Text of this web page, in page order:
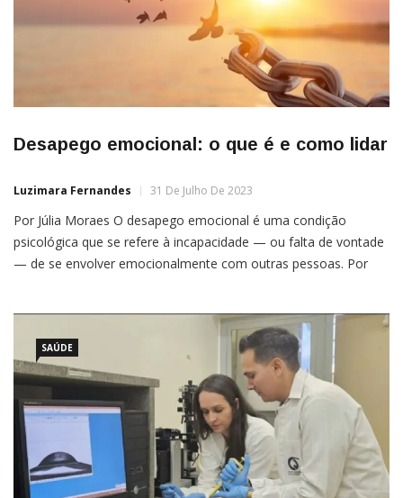
Desapego emocional: o que é e como lidar
Luzimara Fernandes 31 De Julho De 2023
Por Júlia Moraes O desapego emocional é uma condição
psicológica que se refere à incapacidade — ou falta de vontade
— de se envolver emocionalmente com outras pessoas. Por
SAÚDE